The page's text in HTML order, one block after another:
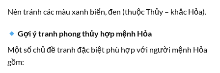
Nên tránh các màu xanh biển, đen (thuộc Thủy – khắc Hỏa).
Gợi ý tranh phong thủy hợp mệnh Hỏa
Một số chủ đề tranh đặc biệt phù hợp với người mệnh Hỏa
gồm: